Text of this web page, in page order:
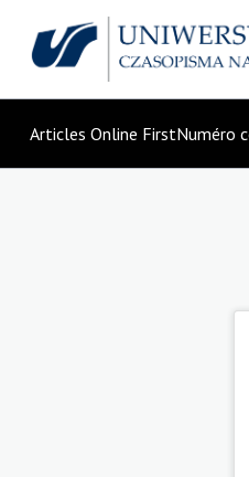
Articles Online FirstNuméro